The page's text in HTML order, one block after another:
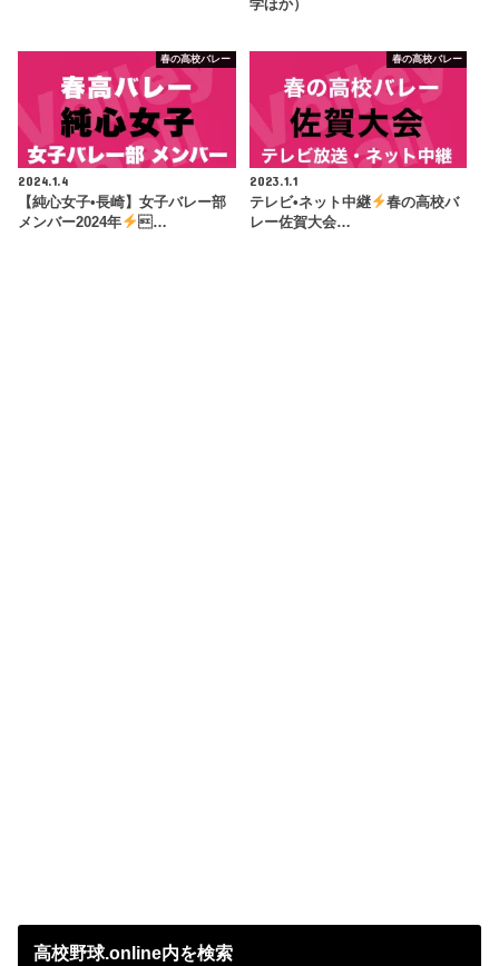
学ほか）
春の高校バレー
2024.1.4
【純心女子•長崎】女子バレー部
メンバー2024年
…
春の高校バレー
2023.1.1
テレビ•ネット中継
春の高校バ
レー佐賀大会…
高校野球.online内を検索